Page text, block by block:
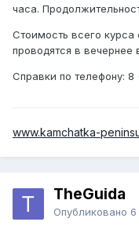
часа.
Стоимость всего курса
проводятся в вечернее
Справки по телефону: 8
www.kamchatka-
TheGuida
Опубликовано